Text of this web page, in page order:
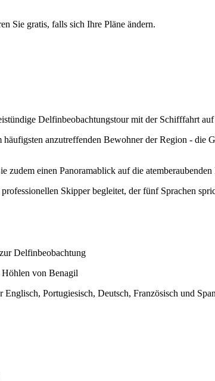
Sie gratis, falls sich Ihre Pläne ändern.
Delfinbeobachtungstour mit der Schifffahrt
häufigsten anzutreffenden Bewohner der Region -
zudem einen Panoramablick auf die
Skipper begleitet, der fünf Sprachen
Delfinbeobachtung
von Benagil
Englisch, Portugiesisch, Deutsch, Französisch und